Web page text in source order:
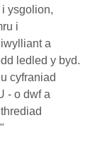
ysgolion,
i
a
ledled y byd.
cyfraniad
- o dwf a